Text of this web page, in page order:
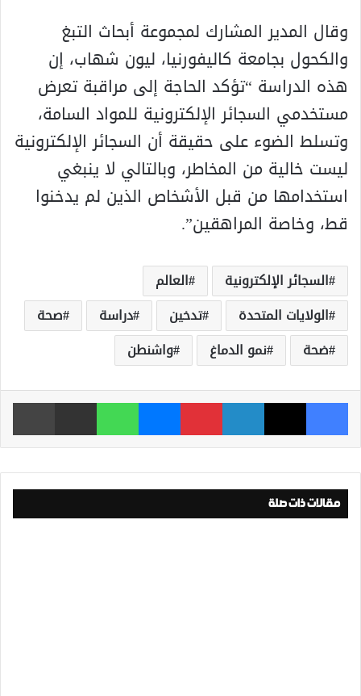
وقال المدير المشارك لمجموعة أبحاث التبغ
والكحول بجامعة كاليفورنيا، ليون شهاب، إن
هذه الدراسة “تؤكد الحاجة إلى مراقبة تعرض
مستخدمي السجائر الإلكترونية للمواد السامة،
وتسلط الضوء على حقيقة أن السجائر الإلكترونية
ليست خالية من المخاطر، وبالتالي لا ينبغي
استخدامها من قبل الأشخاص الذين لم يدخنوا
قط، وخاصة المراهقين”.
السجائر الإلكترونية
العالم
الولايات المتحدة
تدخين دراسة
صحة
ضحة
نمو الدماغ واشنطن
فيسبوك ‫X لينكدإن بينتيريست ماسنجر واتساب مشاركة عبر البريد
مقالات ذات صلة